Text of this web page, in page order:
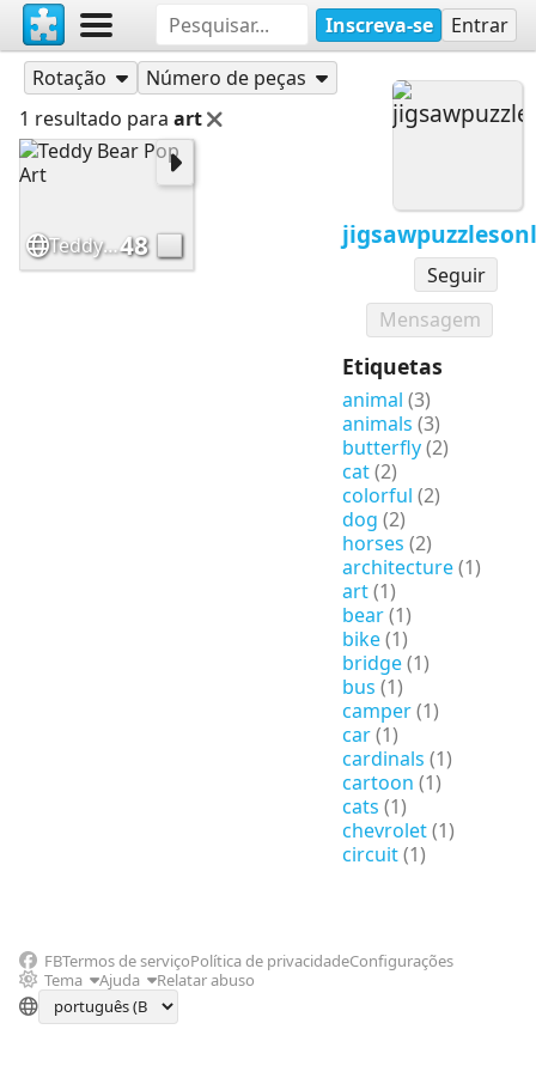
Inscreva-se Entrar
Seguir
Mensagem
Etiquetas
animal (3)
animals (3)
butterfly(2)
cat(2)
colorful (2)
dog (2)
horses (2)
architecture(1)
art(1)
bear(1)
bike(1)
bridge(1)
bus (1)
camper(1)
car(1)
cardinals (1)
cartoon (1)
cats (1)
chevrolet(1)
circuit(1)
jigsawpuzzlesonline
Quebra-cabeças
Rotação
Número de peças
1 resultado para art
Teddy Bear Pop Art48
FBTermos de serviçoPolítica de privacidadeConfigurações
Tema
Ajuda Relatar abuso